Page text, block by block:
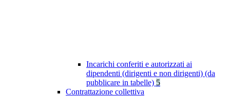
Incarichi conferiti e autorizzati ai
dipendenti (dirigenti e non dirigenti) (da
pubblicare in tabelle) 5
Contrattazione collettiva